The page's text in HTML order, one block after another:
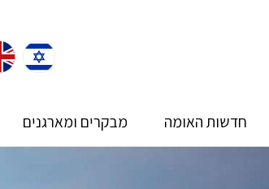
חדשות האומה מבקרים ומארגנים